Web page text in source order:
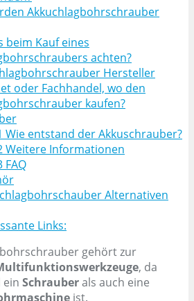
Akkuchlagbohrschrauber
beim Kauf eines
achten?
Hersteller
oder Fachhandel, wo den
kaufen?
Wie entstand der Akkuschrauber?
Weitere Informationen
FAQ
Alternativen
Links:
gehört zur
, da
einSchrauberals auch eine
ist.